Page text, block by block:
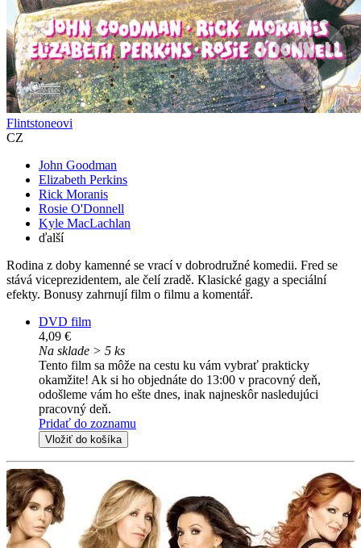
Flintstoneovi
CZ
John Goodman
Elizabeth Perkins
Rick Moranis
Rosie O'Donnell
Kyle MacLachlan
ďalší
Rodina z doby kamenné se vrací v dobrodružné komedii. Fred se
stává viceprezidentem, ale čelí zradě. Klasické gagy a speciální
efekty. Bonusy zahrnují film o filmu a komentář.
DVD film
4,09 €
Na sklade > 5 ks
Tento film sa môže na cestu ku vám vybrať prakticky
okamžite! Ak si ho objednáte do 13:00 v pracovný deň,
odošleme vám ho ešte dnes, inak najneskôr nasledujúci
pracovný deň.
Pridať do zoznamu
Vložiť do košíka